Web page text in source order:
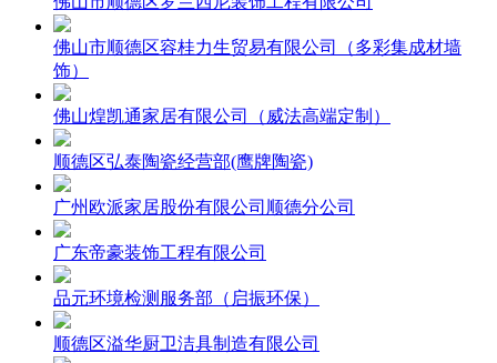
佛山市顺德区容桂力生贸易有限公司（多彩集成材墙
饰）
佛山煌凯通家居有限公司（威法高端定制）
顺德区弘泰陶瓷经营部(鹰牌陶瓷)
广州欧派家居股份有限公司顺德分公司
广东帝豪装饰工程有限公司
品元环境检测服务部（启振环保）
顺德区溢华厨卫洁具制造有限公司